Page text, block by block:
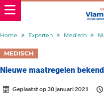
Home Experten Medisch
MEDISCH
Nieuwe maatregelen
Geplaatst op30 januari 2021